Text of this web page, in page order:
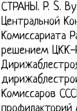
СТРАНЫ. P. S.
Центральной
Комиссариата
решением ЦКК-
Комиссаров